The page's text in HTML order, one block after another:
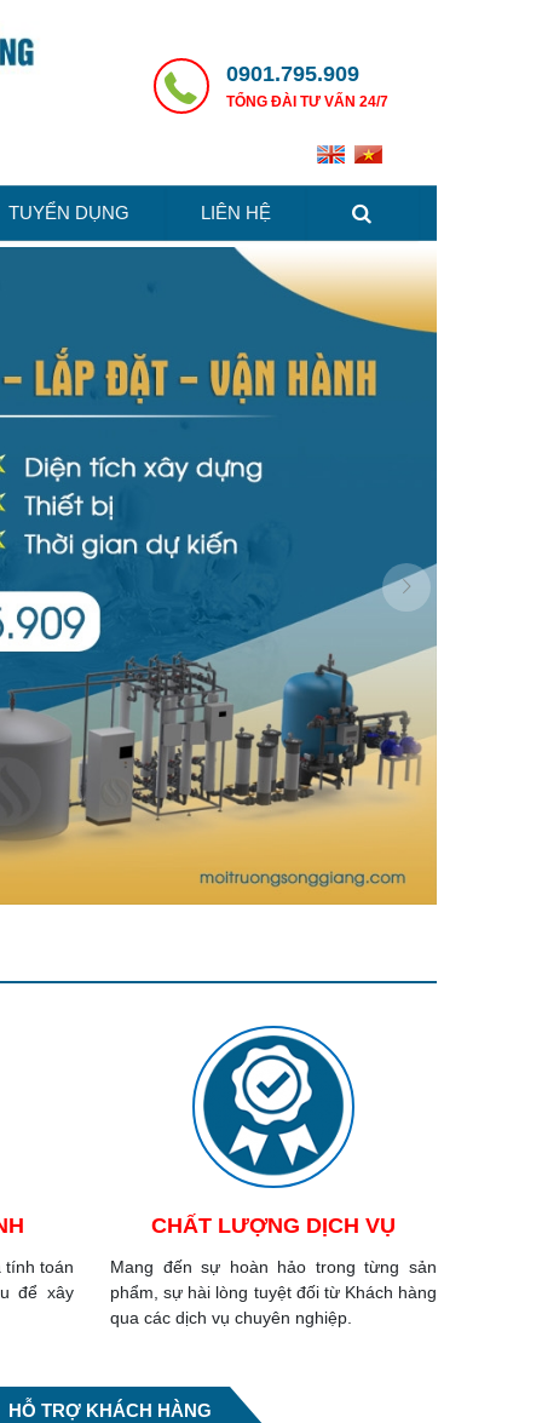
0901.795.909
TỔNG ĐÀI TƯ VẤN 24/7
TUYỂN DỤNG LIÊN HỆ
tính toán
để xây
CHẤT LƯỢNG DỊCH VỤ
Mang đến sự hoàn hảo trong từng sản
phẩm, sự hài lòng tuyệt đối từ Khách hàng
qua các dịch vụ chuyên nghiệp.
HỖ TRỢ KHÁCH HÀNG